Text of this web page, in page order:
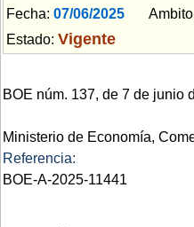
Fecha: 07/06/2025
Estado: Vigente
BOE núm. 137, de 7 de junio
Ministerio de Economía,
Referencia:
BOE-A-2025-11441